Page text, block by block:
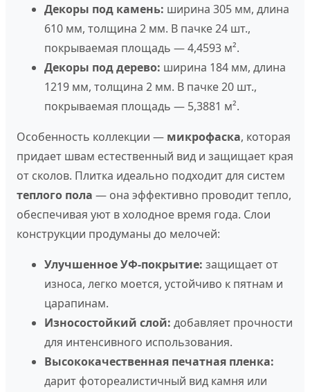
Декоры под камень: ширина 305 мм, длина
610 мм, толщина 2 мм. В пачке 24 шт.,
покрываемая площадь — 4,4593 м².
Декоры под дерево: ширина 184 мм, длина
1219 мм, толщина 2 мм. В пачке 20 шт.,
покрываемая площадь — 5,3881 м².
Особенность коллекции — микрофаска, которая
придает швам естественный вид и защищает края
от сколов. Плитка идеально подходит для систем
теплого пола — она эффективно проводит тепло,
обеспечивая уют в холодное время года. Слои
конструкции продуманы до мелочей:
Улучшенное УФ-покрытие: защищает от
износа, легко моется, устойчиво к пятнам и
царапинам.
Износостойкий слой: добавляет прочности
для интенсивного использования.
Высококачественная печатная пленка:
дарит фотореалистичный вид камня или